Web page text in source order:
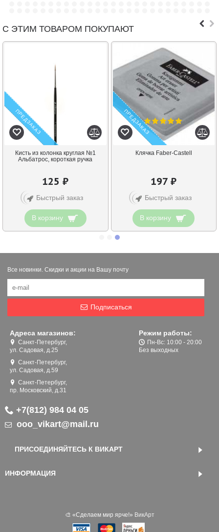
С ЭТИМ ТОВАРОМ ПОКУПАЮТ
ПРЕДЗАКАЗ
Кисть из колонка круглая №1
Альбатрос, короткая ручка
125 ₽
Быстрый заказ
В корзину
ПРЕДЗАКАЗ
Клячка Faber-Castell
197 ₽
Быстрый заказ
В корзину
Все новинки. Скидки и акции на Вашу почту
Подписаться
Адреса магазинов:
Санкт-Петербург,
ул. Садовая, д.25
Санкт-Петербург,
ул. Садовая, д.59
Санкт-Петербург,
пр. Московский, д.31
Режим работы:
Пн-Вс: 10:00 - 20:00
Без выходных
+7(812) 984 04 05
ooo_vikart@mail.ru
ПРИСОЕДИНЯЙТЕСЬ К ВИКАРТ
ИНФОРМАЦИЯ
🎨 «‎Сделаем мир ярче!» ВикАрт